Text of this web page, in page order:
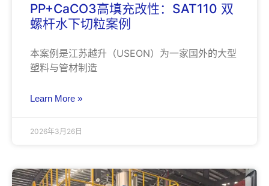
PP+CaCO3高填充改性：SAT110 双
螺杆水下切粒案例
本案例是江苏越升（USEON）为一家国外的大型
塑料与管材制造
Learn More »
2026年3月26日